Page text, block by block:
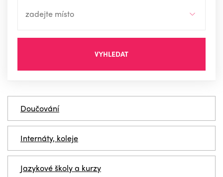
VYHLEDAT
Doučování
Internáty, koleje
Jazykové školy a kurzy